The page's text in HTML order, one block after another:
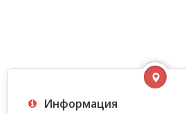
Информация